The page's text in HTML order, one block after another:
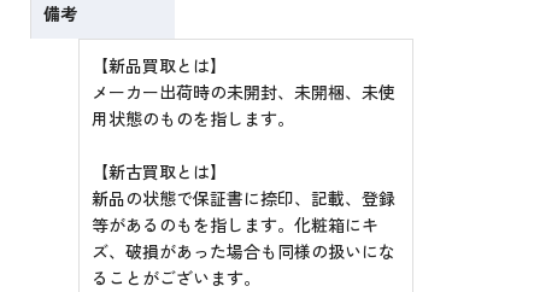
備考
【新品買取とは】
メーカー出荷時の未開封、未開梱、未使
用状態のものを指します。
【新古買取とは】
新品の状態で保証書に捺印、記載、登録
等があるのもを指します。化粧箱にキ
ズ、破損があった場合も同様の扱いにな
ることがございます。